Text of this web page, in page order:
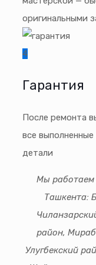
оригинальными
4
Гарантия
После ремонта
все
детали
Мы работаем
Ташкента:
район,
Улугбекский